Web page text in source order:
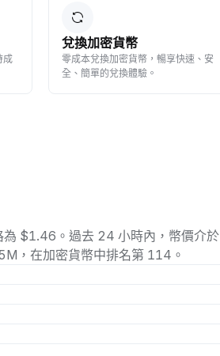
成
兌換加密貨幣
零成本兌換加密貨幣，暢享快速、安
全、簡單的兌換體驗。
$1.46。過去 24 小時內，幣價介於
，在加密貨幣中排名第 114。